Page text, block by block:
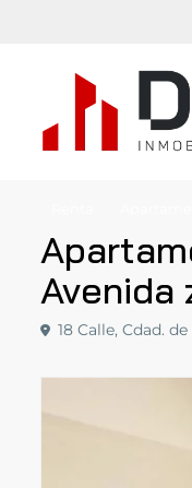
Avenida
18 Calle, Cdad.